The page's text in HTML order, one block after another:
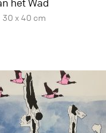
het Wad
30 x 40 cm